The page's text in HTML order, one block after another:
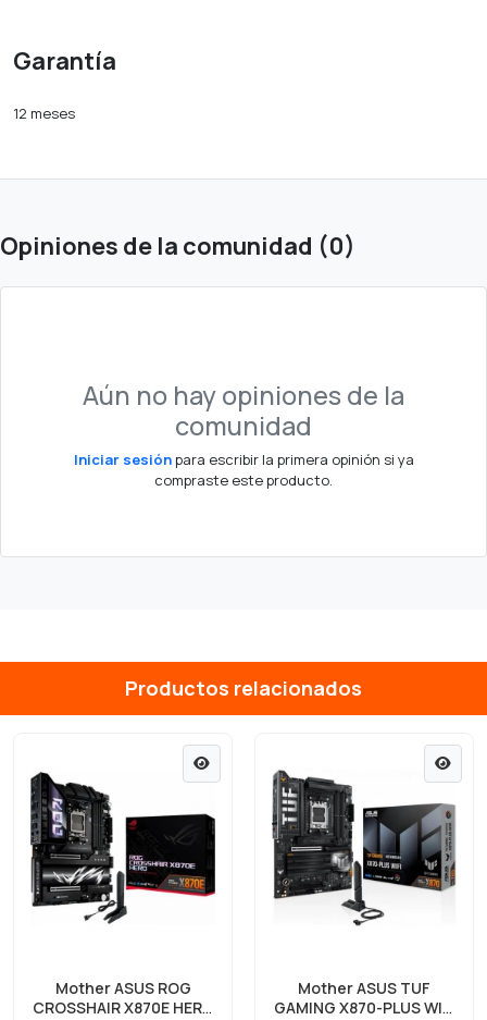
Garantía
12 meses
Opiniones de la comunidad (0)
Aún no hay opiniones de la
comunidad
Iniciar sesiónpara escribir la primera opinión si ya
compraste este producto.
Productos relacionados
Mother ASUS ROG
CROSSHAIR X870E HERO
Mother ASUS TUF
GAMING X870-PLUS WIFI